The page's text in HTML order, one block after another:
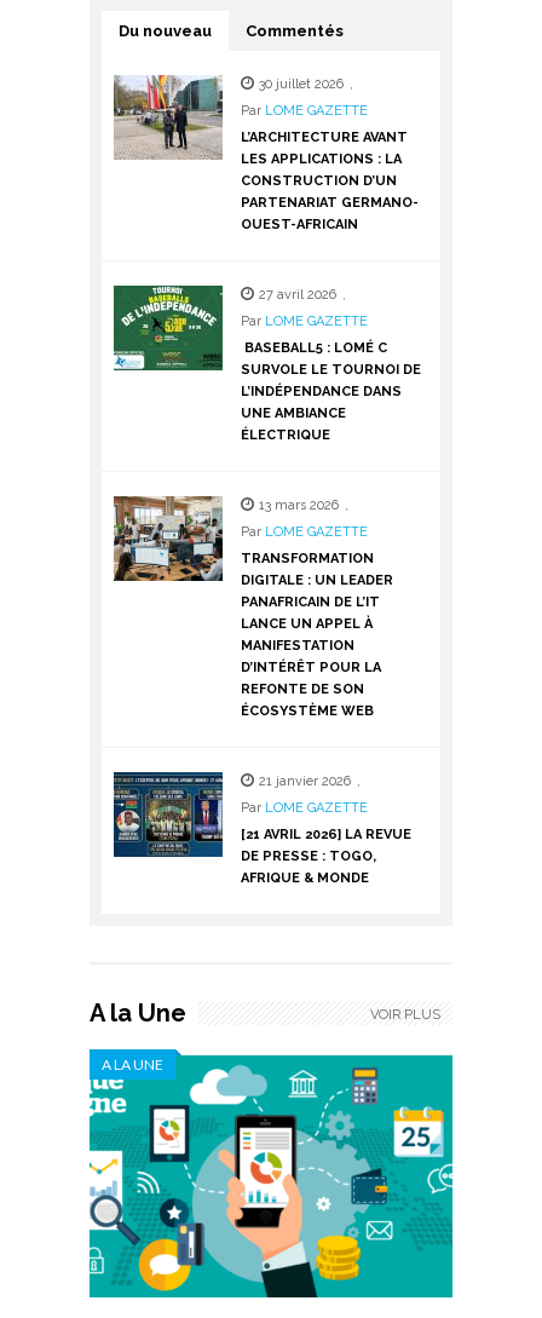
Du nouveau Commentés
30 juillet 2026 ,
Par LOME GAZETTE
L’ARCHITECTURE AVANT
LES APPLICATIONS : LA
CONSTRUCTION D’UN
PARTENARIAT GERMANO-
OUEST-AFRICAIN
27 avril 2026 ,
Par LOME GAZETTE
BASEBALL5 : LOMÉ C
SURVOLE LE TOURNOI DE
L’INDÉPENDANCE DANS
UNE AMBIANCE
ÉLECTRIQUE
13 mars 2026 ,
Par LOME GAZETTE
TRANSFORMATION
DIGITALE : UN LEADER
PANAFRICAIN DE L’IT
LANCE UN APPEL À
MANIFESTATION
D’INTÉRÊT POUR LA
REFONTE DE SON
ÉCOSYSTÈME WEB
21 janvier 2026 ,
Par LOME GAZETTE
[21 AVRIL 2026] LA REVUE
DE PRESSE : TOGO,
AFRIQUE & MONDE
A la Une
A LA UNE
VOIR PLUS